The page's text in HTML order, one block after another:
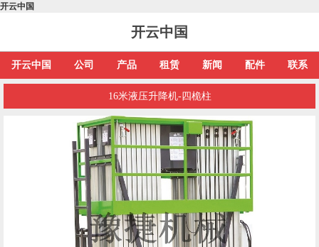
开云中国
开云中国
开云中国 公司 产品 租赁 新闻 配件 联系
16米液压升降机-四桅柱